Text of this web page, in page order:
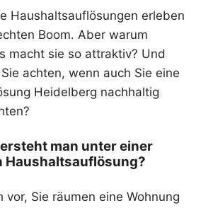
Haushaltsauflösungen erleben
Boom. Aber warum
macht sie so attraktiv? Und
achten, wenn auch Sie eine
Heidelberg nachhaltig
man unter einer
Haushaltsauflösung?
vor, Sie räumen eine Wohnung